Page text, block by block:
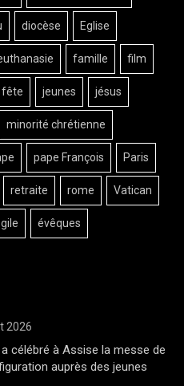
diocèse Eglise
famille film
fête jeunes jésus
minorité chrétienne
pape François Paris
retraite rome Vatican
évêques
2026
célébré à Assise la messe de
auprès des jeunes